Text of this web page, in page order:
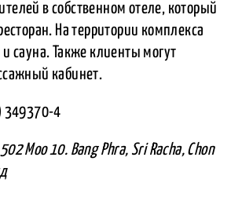
в собственном отеле, который
На территории комплекса
и сауна. Также клиенты могут
кабинет.
349370-4
502 Moo 10. Bang Phra, Sri Racha, Chon